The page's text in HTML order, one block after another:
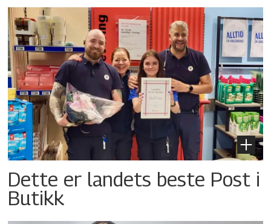
Dette er landets beste Post i
Butikk